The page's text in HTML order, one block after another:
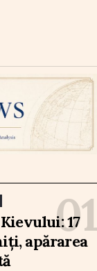
17
apărarea